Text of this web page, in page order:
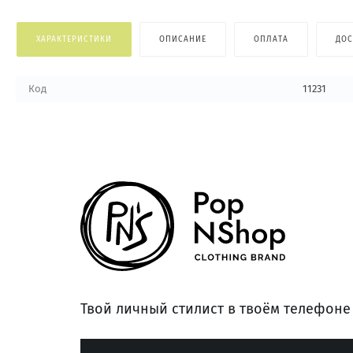
ХАРАКТЕРИСТИКИ ОПИСАНИЕ ОПЛАТА
Код 11231
Твой личный стилист в твоём телефоне